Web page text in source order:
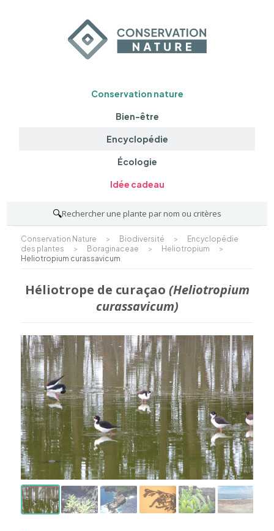
Conservation nature
Bien-être
Encyclopédie
Écologie
Idée cadeau
🔍Rechercher une plante par nom ou critères
Conservation Nature > Biodiversité >
Encyclopédie
des plantes
> Boraginaceae > Heliotropium
>
Heliotropium curassavicum
Héliotrope de curaçao (Heliotropium
curassavicum)